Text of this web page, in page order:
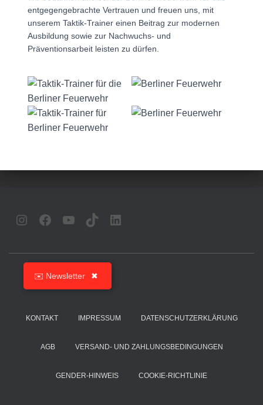
entgegengebrachte Vertrauen und freuen uns, mit
unserem Taktik-Trainer einen Beitrag zur modernen
Ausbildung sowie zur Nachwuchs- und
Präventionsarbeit leisten zu dürfen.
✉️ Newsletter ✖
KONTAKT IMPRESSUM DATENSCHUTZERKLÄRUNG
AGB VERSAND- UND ZAHLUNGSBEDINGUNGEN
GENDER-HINWEIS COOKIE-RICHTLINIE